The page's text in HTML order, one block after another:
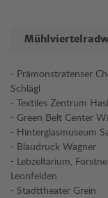
- Prämonstratenser
Schlägl
- Textiles Zentrum
- Green Belt Center
- Hinterglasmuseum
- Blaudruck Wagner
- Lebzeltarium,
Leonfelden
- Stadttheater Grein